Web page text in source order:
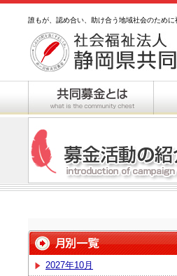
誰もが、認め合い、助け合う地域社会のため
2027年10月